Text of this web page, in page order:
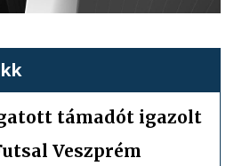
támadót igazolt
Veszprém